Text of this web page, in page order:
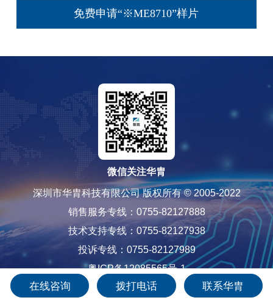
免费申请“※ME8710”样片
微信关注华胄
深圳市华胄科技有限公司 版权所有 © 2005-2022
销售服务专线：0755-82127888
技术支持专线：0755-82127938
投诉专线：0755-82127989
粤ICP备12085565号-1
在线咨询 拨打电话 联系华胄